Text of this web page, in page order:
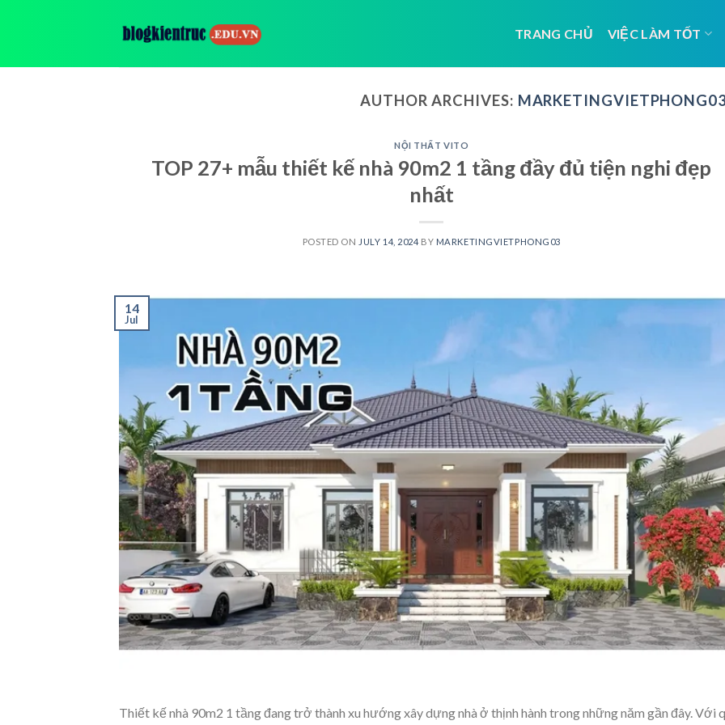
TRANG CHỦ VIỆC LÀM TỐT
AUTHOR ARCHIVES:
NỘI THẤT VITO
TOP 27+ mẫu thiết kế nhà 90m2 1 tầng đầy đủ tiện nghi đẹp
nhất
POSTED ON JULY 14, 2024 BY MARKETINGVIETPHONG03
14
Jul
Thiết kế nhà 90m2 1 tầng đang trở thành xu hướng xây dựng nhà ở thịnh hành trong những năm gần đây. Với